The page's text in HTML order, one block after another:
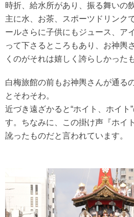
時折、給水所があり、振る舞いの
主に水、お茶、スポーツドリンク
ールさらに子供にもジュース、ア
って下さるところもあり、お神輿
くのがそれは嬉しく誇らしかった
白梅旅館の前もお神輿さんが通る
とそわそわ。
近づき遠ざかると“ホイト、ホイト
す。ちなみに、この掛け声『ホイ
訛ったものだと言われています。